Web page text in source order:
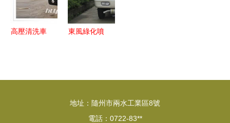
高壓清洗車
東風綠化噴
完美結合
地址：隨州市兩水工業區8號
電話：0722-83**